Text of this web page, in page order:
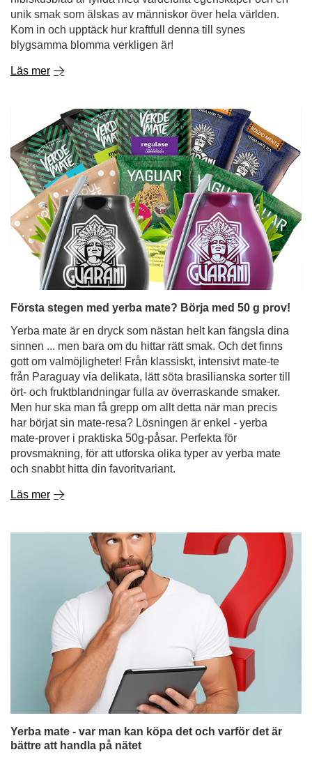
Första stegen med yerba mate? Börja med 50 g prov!
Yerba mate är en dryck som nästan helt kan fängsla dina
sinnen ... men bara om du hittar rätt smak. Och det finns
gott om valmöjligheter! Från klassiskt, intensivt mate-te
från Paraguay via delikata, lätt söta brasilianska sorter till
ört- och fruktblandningar fulla av överraskande smaker.
Men hur ska man få grepp om allt detta när man precis
mate-prover i praktiska 50g-påsar. Perfekta för
provsmakning, för att utforska olika typer av yerba mate
och snabbt hitta din favoritvariant.
Läs mer
Yerba mate - var man kan köpa det och varför det är
bättre att handla på nätet
Yerba mate är en dryck som blir alltmer populär runt om i
världen - tack vare dess energigivande egenskaper,
hälsofördelar och unika smak. Om du har landat här
undrar du säkert var du kan köpa yerba mate och vilken
plats som är bäst för ditt första (eller nästa!) köp. Även
om yerba mate dyker upp mer och mer i vanliga butiker